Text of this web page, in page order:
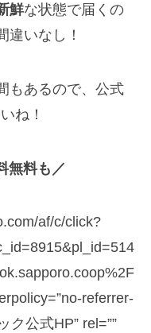
鮮な状態で届くの
違いなし！
もあるので、公式
ね！
無料も／
af/c/click?
referrer-
ク公式HP” rel=””